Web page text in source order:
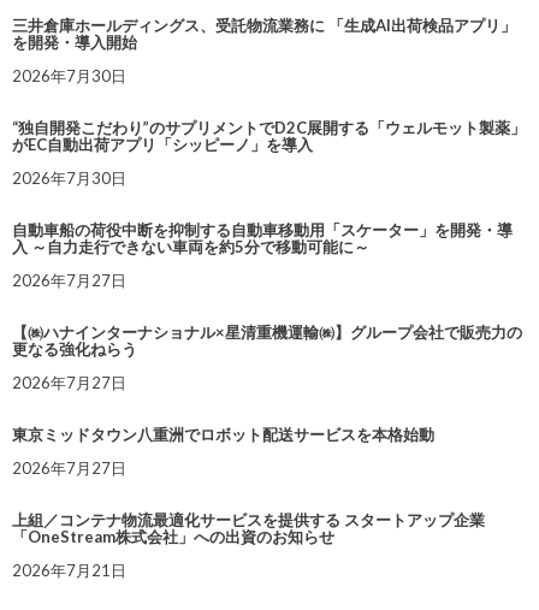
三井倉庫ホールディングス、受託物流業務に 「生成AI出荷検品アプリ」
を開発・導入開始
2026年7月30日
“独自開発こだわり”のサプリメントでD2C展開する「ウェルモット製薬」
がEC自動出荷アプリ「シッピーノ」を導入
2026年7月30日
自動車船の荷役中断を抑制する自動車移動用「スケーター」を開発・導
入 ～自力走行できない車両を約5分で移動可能に～
2026年7月27日
【㈱ハナインターナショナル×星清重機運輸㈱】グループ会社で販売力の
更なる強化ねらう
2026年7月27日
東京ミッドタウン八重洲でロボット配送サービスを本格始動
2026年7月27日
上組／コンテナ物流最適化サービスを提供する スタートアップ企業
「OneStream株式会社」への出資のお知らせ
2026年7月21日